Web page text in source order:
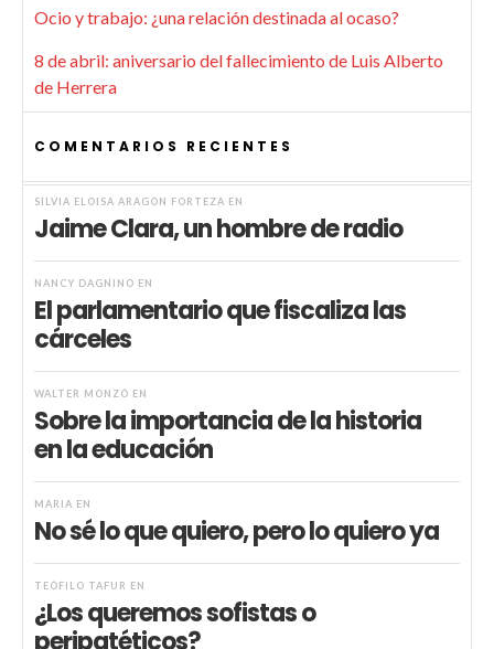
Ocio y trabajo: ¿una relación destinada al ocaso?
8 de abril: aniversario del fallecimiento de Luis Alberto
de Herrera
COMENTARIOS RECIENTES
SILVIA ELOISA ARAGÓN FORTEZA EN
Jaime Clara, un hombre de radio
NANCY DAGNINO EN
El parlamentario que fiscaliza las
cárceles
WALTER MONZÓ EN
Sobre la importancia de la historia
en la educación
MARIA EN
No sé lo que quiero, pero lo quiero ya
TEÓFILO TAFUR EN
¿Los queremos sofistas o
peripatéticos?